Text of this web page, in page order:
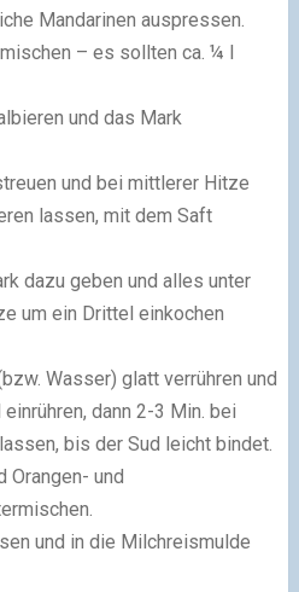
Mandarinen auspressen.
– es sollten ca. ¼ l
und das Mark
und bei mittlerer Hitze
lassen, mit dem Saft
dazu geben und alles unter
um ein Drittel einkochen
Wasser) glatt verrühren und
dann 2-3 Min. bei
bis der Sud leicht bindet.
Orangen- und
und in die Milchreismulde